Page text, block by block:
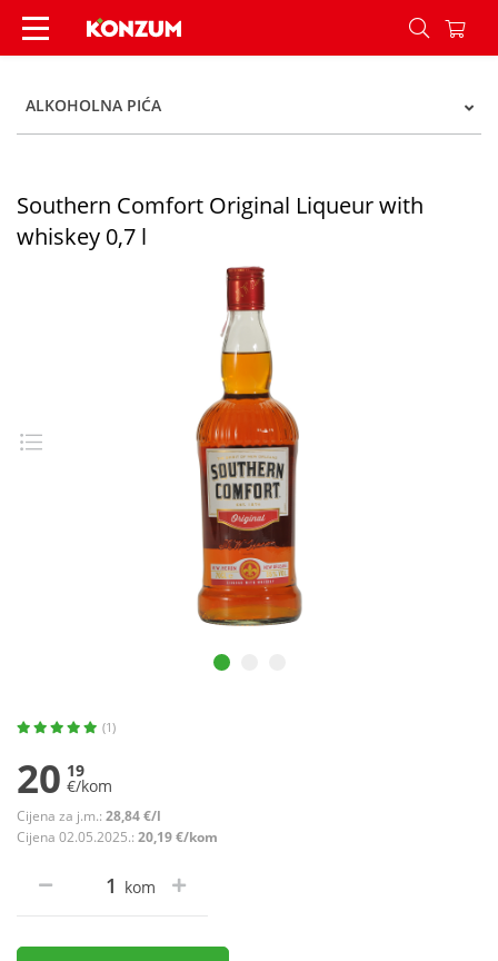
Southern Comfort Original Liqueur with whiskey
ALKOHOLNA PIĆA
Southern Comfort Original Liqueur with
whiskey 0,7 l
(1)
20 19
€/kom
Cijena za j.m.: 28,84 €/l
Cijena 02.05.2025.: 20,19 €/kom
kom